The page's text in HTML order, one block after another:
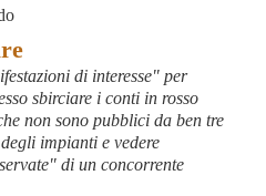
di interesse" per
sbirciare i conti in rosso
non sono pubblici da ben tre
impianti e vedere
di un concorrente